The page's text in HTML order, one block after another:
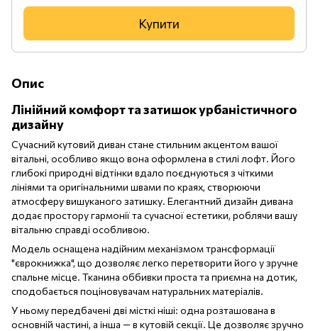
Купити
Опис
Лінійний комфорт та затишок урбаністичного
дизайну
Сучасний кутовий диван стане стильним акцентом вашої
вітальні, особливо якщо вона оформлена в стилі лофт. Його
глибокі природні відтінки вдало поєднуються з чіткими
лініями та оригінальними швами по краях, створюючи
атмосферу вишуканого затишку. Елегантний дизайн дивана
додає простору гармонії та сучасної естетики, роблячи вашу
вітальню справді особливою.
Модель оснащена надійним механізмом трансформації
"єврокнижка", що дозволяє легко перетворити його у зручне
спальне місце. Тканина оббивки проста та приємна на дотик,
сподобається поціновувачам натуральних матеріалів.
У ньому передбачені дві місткі ніші: одна розташована в
основній частині, а інша — в кутовій секції. Це дозволяє зручно